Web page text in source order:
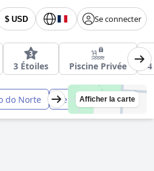
$ USD Se connecter
3 Étoiles Piscine Privée
do Norte BeberibeAfficher la carte